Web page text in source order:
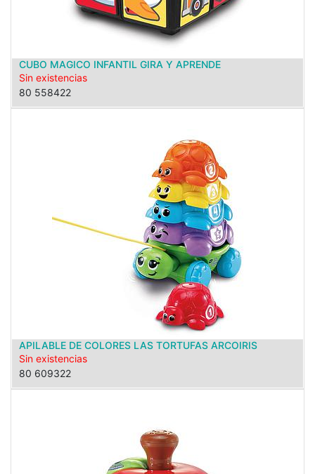
CUBO MAGICO INFANTIL GIRA Y APRENDE
Sin existencias
80 558422
APILABLE DE COLORES LAS TORTUFAS ARCOIRIS
Sin existencias
80 609322